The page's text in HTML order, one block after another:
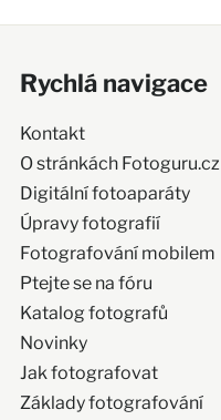
Rychlá navigace
Kontakt
O stránkách Fotoguru.cz
Digitální fotoaparáty
Úpravy fotografií
Fotografování mobilem
Ptejte se na fóru
Katalog fotografů
Novinky
Jak fotografovat
Základy fotografování